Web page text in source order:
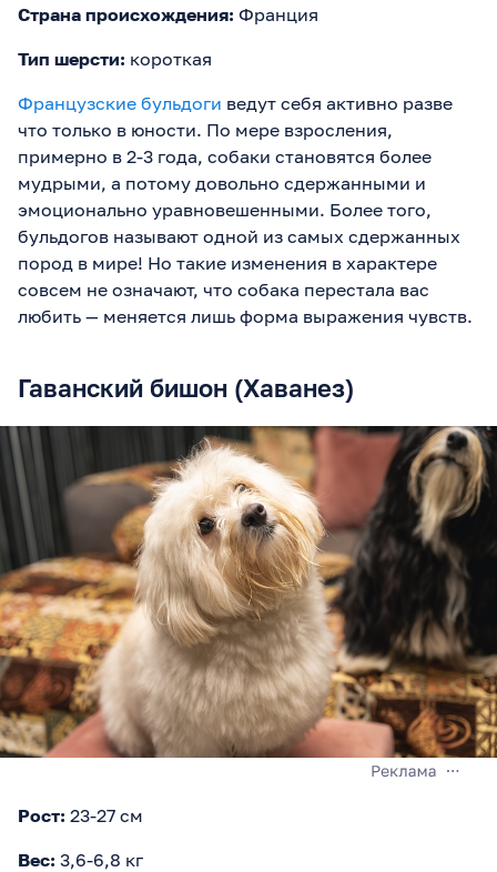
Страна происхождения: Франция
Тип шерсти: короткая
Французские бульдоги ведут себя активно разве
что только в юности. По мере взросления,
примерно в 2-3 года, собаки становятся более
мудрыми, а потому довольно сдержанными и
эмоционально уравновешенными. Более того,
бульдогов называют одной из самых сдержанных
пород в мире! Но такие изменения в характере
совсем не означают, что собака перестала вас
любить — меняется лишь форма выражения чувств.
Гаванский бишон (Хаванез)
Рост: 23-27 см
Вес: 3,6-6,8 кг